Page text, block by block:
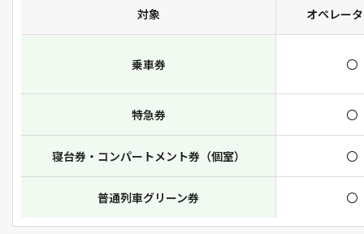
対象 オペレー
乗車券 〇
特急券 〇
寝台券・コンパートメント券（個室） 〇
普通列車グリーン券 〇